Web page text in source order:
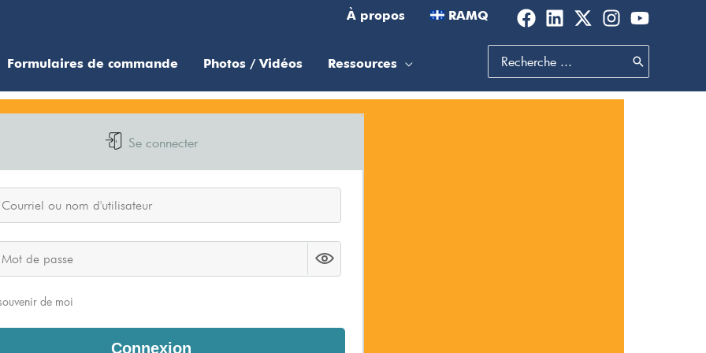
À propos RAMQ
Formulaires de commande Photos / Vidéos Ressources
Search
for:
Se connecter
de moi
Connexion